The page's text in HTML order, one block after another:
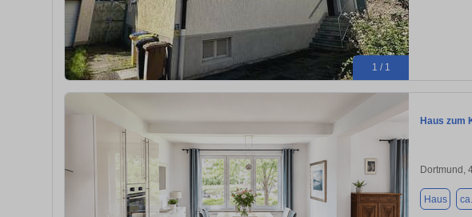
1 / 1
Haus zum
Dortmund,
Haus